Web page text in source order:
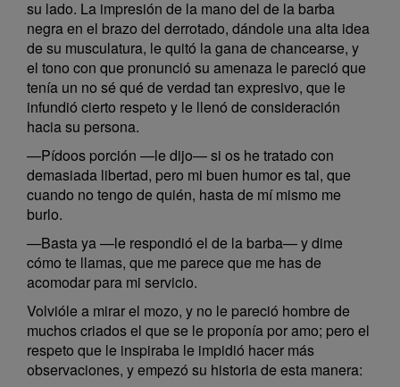
su lado. La impresión de la mano del de la barba
negra en el brazo del derrotado, dándole una alta idea
de su musculatura, le quitó la gana de chancearse, y
el tono con que pronunció su amenaza le pareció que
tenía un no sé qué de verdad tan expresivo, que le
infundió cierto respeto y le llenó de consideración
hacia su persona.
—Pídoos porción —le dijo— si os he tratado con
demasiada libertad, pero mi buen humor es tal, que
cuando no tengo de quién, hasta de mí mismo me
burlo.
—Basta ya —le respondió el de la barba— y dime
cómo te llamas, que me parece que me has de
acomodar para mi servicio.
Volvióle a mirar el mozo, y no le pareció hombre de
muchos criados el que se le proponía por amo; pero el
respeto que le inspiraba le impidió hacer más
observaciones, y empezó su historia de esta manera: